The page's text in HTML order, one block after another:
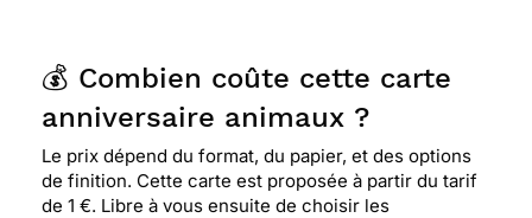
💰 Combien coûte cette carte
anniversaire animaux ?
Le prix dépend du format, du papier, et des options
de finition. Cette carte est proposée à partir du tarif
de 1 €. Libre à vous ensuite de choisir les